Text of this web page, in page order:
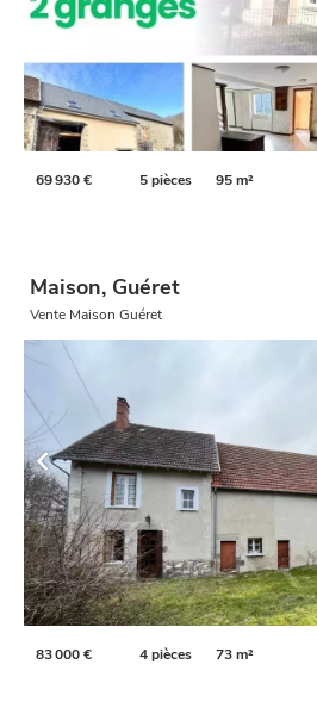
69 930 € 5 pièces 95 m²
Maison, Guéret
Vente Maison Guéret
83 000 € 4 pièces 73 m²